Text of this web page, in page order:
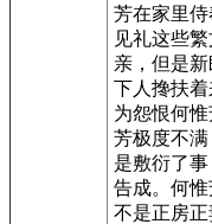
芳在家里
见礼这些
亲，但是
下人搀扶
为怨恨何
芳极度不
是敷衍了
告成。何
不是正房